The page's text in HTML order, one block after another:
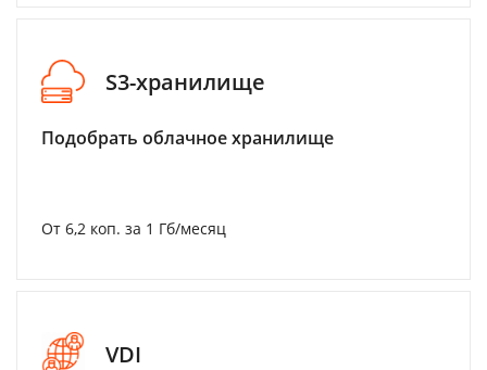
S3-хранилище
Подобрать облачное хранилище
От 6,2 коп. за 1 Гб/месяц
VDI